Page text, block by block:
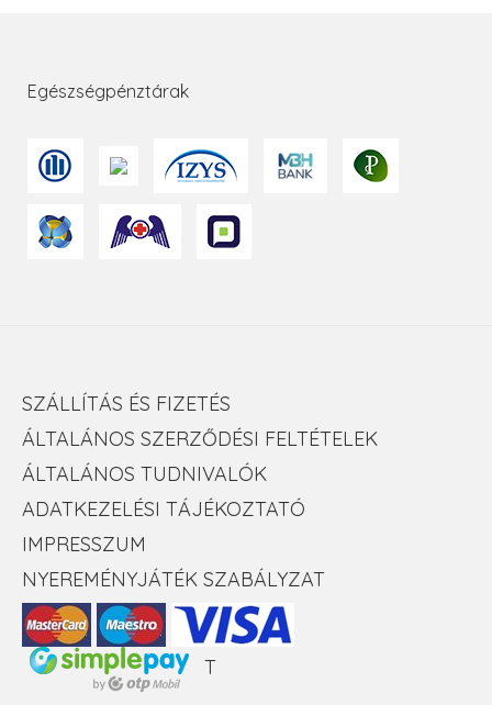
Egészségpénztárak
SZÁLLÍTÁS ÉS FIZETÉS
ÁLTALÁNOS SZERZŐDÉSI FELTÉTELEK
ÁLTALÁNOS TUDNIVALÓK
ADATKEZELÉSI TÁJÉKOZTATÓ
IMPRESSZUM
NYEREMÉNYJÁTÉK SZABÁLYZAT
T